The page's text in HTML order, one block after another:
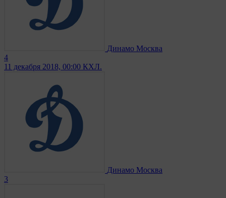
Динамо Москва
4
11 декабря 2018, 00:00 КХЛ.
Динамо Москва
3